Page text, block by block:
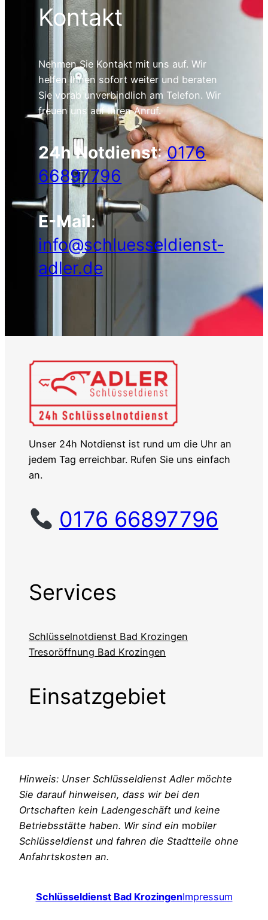
Kontakt
Nehmen Sie Kontakt mit uns auf. Wir
helfen Ihnen sofort weiter und beraten
Sie vorab unverbindlich am Telefon. Wir
freuen uns auf Ihren Anruf.
24h Notdienst:0176
66897796
E-Mail:
info@schluesseldienst-
adler.de
Unser 24h Notdienst ist rund um die Uhr an
jedem Tag erreichbar. Rufen Sie uns einfach
an.
0176 66897796
Services
Schlüsselnotdienst Bad Krozingen
Tresoröffnung Bad Krozingen
Einsatzgebiet
Hinweis: Unser Schlüsseldienst Adler möchte
Sie darauf hinweisen, dass wir bei den
Ortschaften kein Ladengeschäft und keine
Betriebsstätte haben. Wir sind ein mobiler
Schlüsseldienst und fahren die Stadtteile ohne
Anfahrtskosten an.
Schlüsseldienst Bad KrozingenImpressum